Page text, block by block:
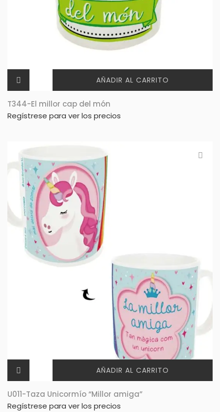
AÑADIR AL CARRITO
T344-El millor cap del món
Regístrese para ver los precios
AÑADIR AL CARRITO
U011-Taza Unicormío “Millor amiga”
Regístrese para ver los precios